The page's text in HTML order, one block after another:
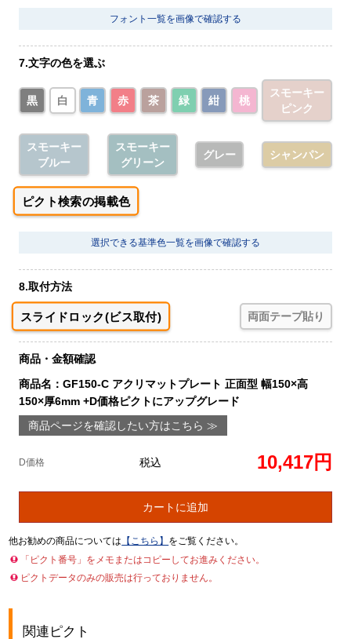
フォント一覧を画像で確認する
7.文字の色を選ぶ
黒 白 青 赤 茶 緑 紺 桃
スモーキー
ピンク
スモーキー
ブルー
スモーキー
グリーン
グレー シャンパン
ピクト検索の掲載色
選択できる基準色一覧を画像で確認する
8.取付方法
スライドロック(ビス取付) 両面テープ貼り
商品・金額確認
商品名：GF150-C アクリマットプレート 正面型 幅150×高
150×厚6mm +D価格ピクトにアップグレード
商品ページを確認したい方はこちら ≫
D価格 税込 10,417円
カートに追加
他お勧めの商品については 【こちら】 をご覧ください。
「ピクト番号」をメモまたはコピーしてお進みください。
ピクトデータのみの販売は行っておりません。
関連ピクト